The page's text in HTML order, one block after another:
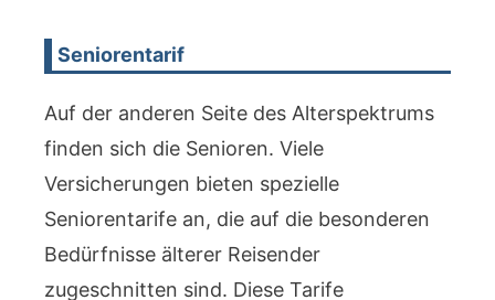
Seniorentarif
Auf der anderen Seite des Alterspektrums
finden sich die Senioren. Viele
Versicherungen bieten spezielle
Seniorentarife an, die auf die besonderen
Bedürfnisse älterer Reisender
zugeschnitten sind. Diese Tarife